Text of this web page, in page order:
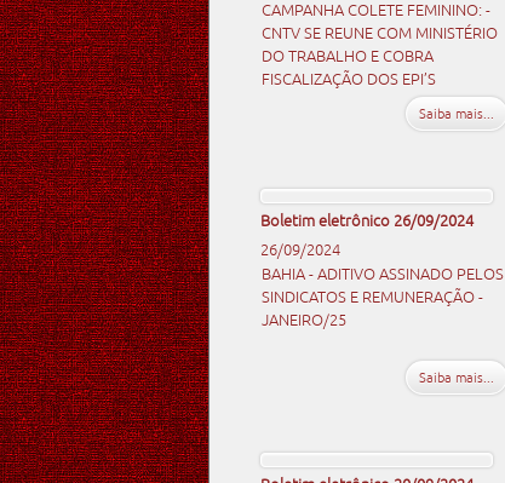
CAMPANHA COLETE FEMININO: -
CNTV SE REUNE COM MINISTÉRIO
DO TRABALHO E COBRA
FISCALIZAÇÃO DOS EPI’S
Saiba mais...
Boletim eletrônico 26/09/2024
26/09/2024
BAHIA - ADITIVO ASSINADO PELOS
SINDICATOS E REMUNERAÇÃO -
JANEIRO/25
Saiba mais...